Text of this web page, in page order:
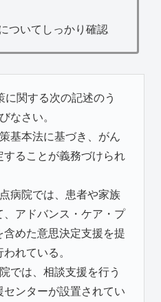
ついてしっかり確認
関する次の記述のう
なさい。
基本法に基づき、がん
ることが義務づけられ
病院では、患者や家族
アドバンス・ケア・プ
めた意思決定支援を提
れている。
は、相談支援を行う
ンターが設置されてい